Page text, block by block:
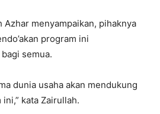
Azhar menyampaikan, pihaknya
program ini
semua.
dunia usaha akan mendukung
kata Zairullah.